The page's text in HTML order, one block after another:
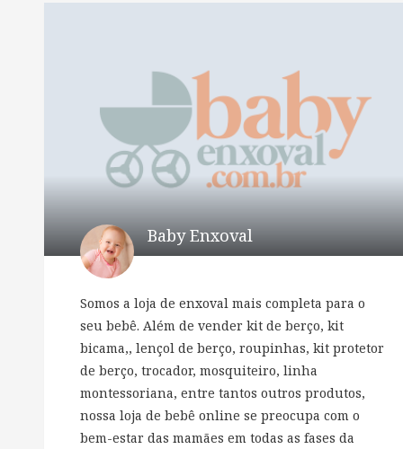
Baby Enxoval
Somos a loja de enxoval mais completa para o
seu bebê. Além de vender kit de berço, kit
bicama,, lençol de berço, roupinhas, kit protetor
de berço, trocador, mosquiteiro, linha
montessoriana, entre tantos outros produtos,
nossa loja de bebê online se preocupa com o
bem-estar das mamães em todas as fases da